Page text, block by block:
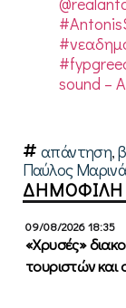
sound –
απάντηση,
Παύλος
ΔΗΜΟΦΙΛΗ
09/08/2026 18:35
«Χρυσές»
τουριστών και